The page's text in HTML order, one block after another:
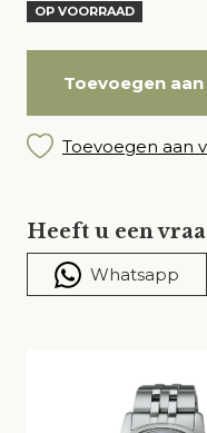
OP VOORRAAD
Toevoegen
Toevoegen aan
Heeft u een
Whatsapp